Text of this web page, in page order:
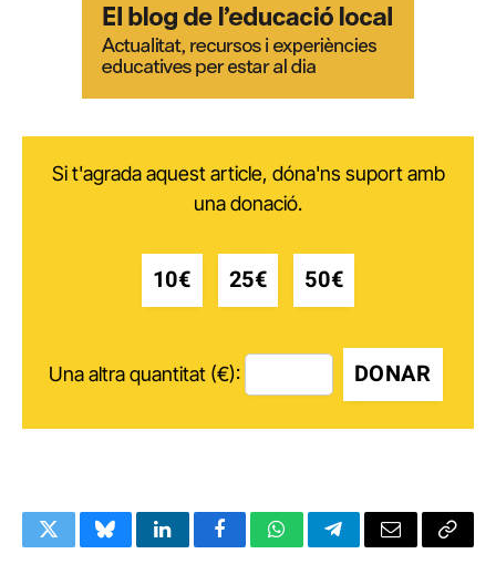
Si t'agrada aquest article, dóna'ns suport amb
una donació.
10€ 25€ 50€
Una altra quantitat (€): DONAR
TwitterBlueskyLinkedInFacebookWhatsAppTelegramEmail Copy